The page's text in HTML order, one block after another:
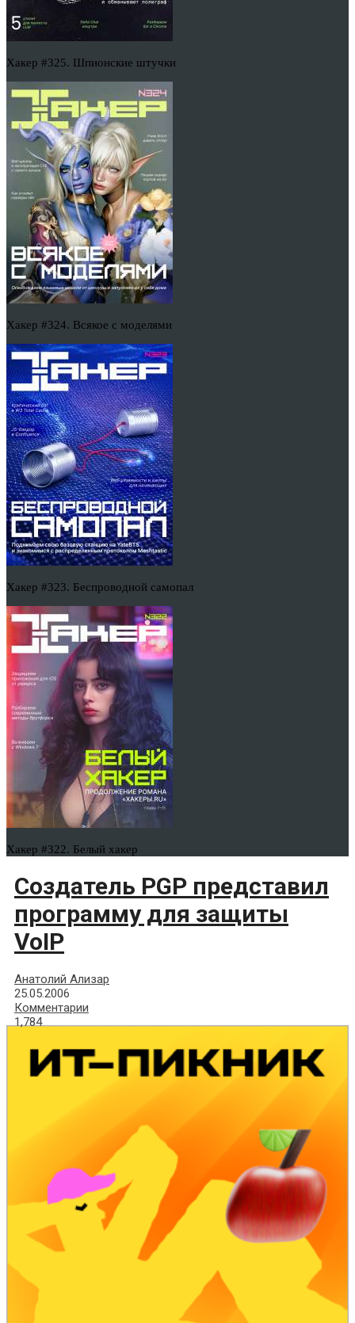
Хакер #325. Шпионские штучки
Хакер #324. Всякое с моделями
Хакер #323. Беспроводной самопал
Хакер #322. Белый хакер
Создатель PGP представил
программу для защиты
VoIP
Анатолий Ализар
25.05.2006
Комментарии
1,784